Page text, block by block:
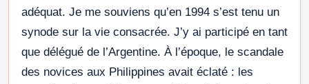
adéquat. Je me souviens qu’en 1994 s’est tenu un
synode sur la vie consacrée. J’y ai participé en tant
que délégué de l’Argentine. À l’époque, le scandale
des novices aux Philippines avait éclaté : les